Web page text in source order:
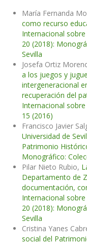
María Fernanda
como recurso
Internacional
20 (2018):
Sevilla
Josefa Ortiz
a los juegos y
intergeneracional
recuperación del
Internacional
15 (2016)
Francisco Javier
Universidad de
Patrimonio
Monográfico:
Pilar Nieto Rubio,
Departamento de
documentación,
Internacional
20 (2018):
Sevilla
Cristina Yanes
social del